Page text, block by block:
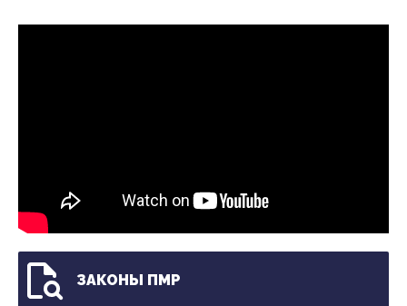
ЗАКОНЫ ПМР